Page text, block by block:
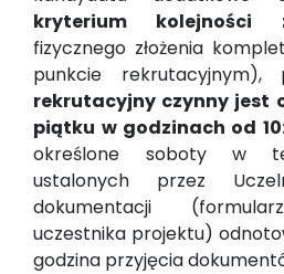
kryterium kolejności
fizycznego złożenia
punkcie
rekrutacyjny czynny jest
piątku w godzinach od
określone soboty w
ustalonych przez
dokumentacji
uczestnika projektu)
godzina przyjęcia